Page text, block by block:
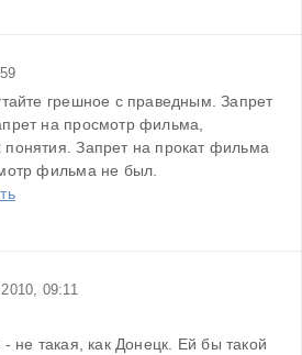
грешное с праведным. Запрет
на просмотр фильма,
Запрет на прокат фильма
фильма не был.
09:11
не такая, как Донецк. Ей бы такой